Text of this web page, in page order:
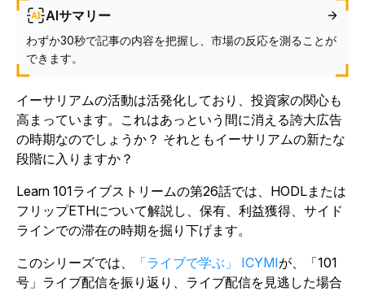
AIサマリー
わずか30秒で記事の内容を把握し、市場の反応を測ることが
できます。
イーサリアムの活動は活発化しており、投資家の関心も
高まっています。これはあっという間に消える誇大広告
の時期なのでしょうか？ それともイーサリアムの新たな
段階に入りますか？
Learn 101ライブストリームの第26話では、HODLまたは
フリップETHについて解説し、保有、利益獲得、サイド
ラインでの滞在の時期を掘り下げます。
このシリーズでは、
「ライブで学ぶ」 ICYMIが、「101
号」ライブ配信を振り返り、ライブ配信を見逃した場合